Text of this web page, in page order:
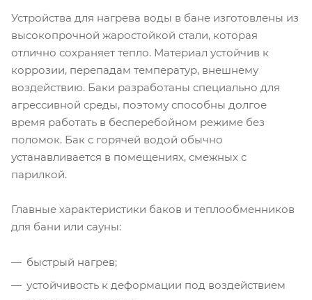
Устройства для нагрева воды в бане изготовлены из
высокопрочной жаростойкой стали, которая
отлично сохраняет тепло. Материал устойчив к
коррозии, перепадам температур, внешнему
воздействию. Баки разработаны специально для
агрессивной среды, поэтому способны долгое
время работать в бесперебойном режиме без
поломок. Бак с горячей водой обычно
устанавливается в помещениях, смежных с
парилкой.
Главные характеристики баков и теплообменников
для бани или сауны:
быстрый нагрев;
устойчивость к деформации под воздействием